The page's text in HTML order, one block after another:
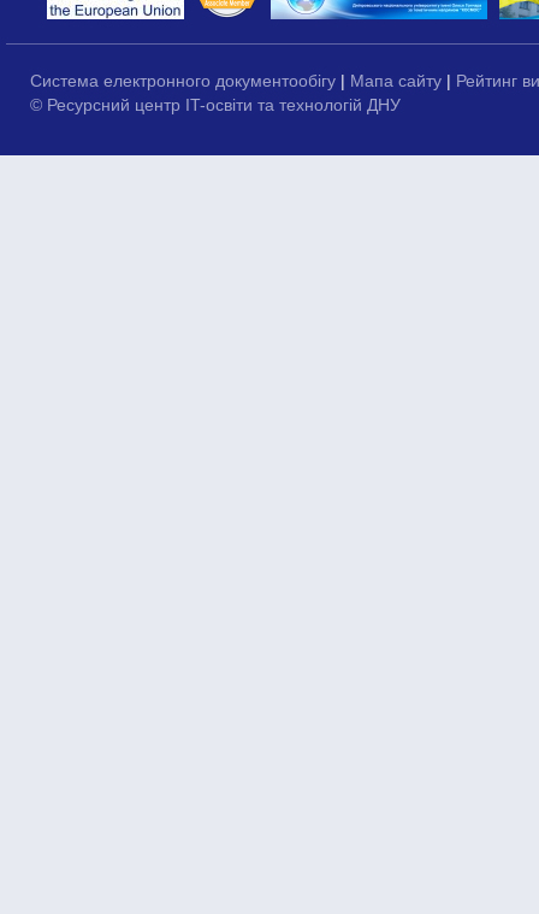
Система електронного документообігу | Мапа сайту | Рейтинг
© Ресурсний центр IT-освіти та технологій ДНУ